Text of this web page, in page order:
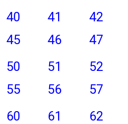
40
41 42
45
46 47
50
51 52
55
56 57
60
61 62